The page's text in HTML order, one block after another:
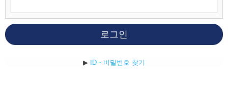
로그인
▶ ID・비밀번호 찾기